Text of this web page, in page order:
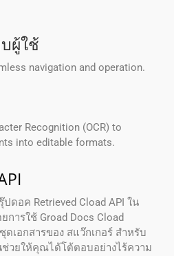
ผู้ใช้
navigation and operation.
Recognition (OCR) to
into editable formats.
ดอค Retrieved Cload API ใน
ารใช้ Groad Docs Cload
ดเอกสารของ สแว๊กเกอร์ สําหรับ
ช่วยให้คุณได้โต้ตอบอย่างไร้ความ